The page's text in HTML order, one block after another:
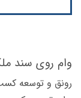
وام روی سند
رونق و توسعه